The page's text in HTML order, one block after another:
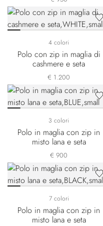
4 colori
Polo con zip in maglia di
cashmere e seta
€ 1.200
3 colori
Polo in maglia con zip in
misto lana e seta
€ 900
7 colori
Polo in maglia con zip in
misto lana e seta